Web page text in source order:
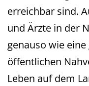
erreichbar sind.
und Ärzte in der
genauso wie
öffentlichen
Leben auf dem